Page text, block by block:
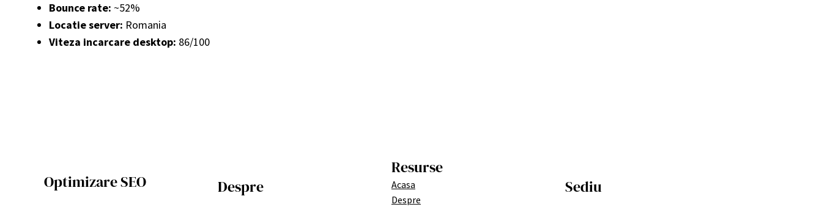
Bounce rate: ~52%
Locatie server: Romania
Viteza incarcare desktop: 86/100
Optimizare SEO Despre
Resurse
Acasa
Despre
Sediu